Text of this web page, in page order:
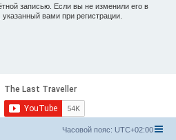
записью. Если вы не изменили его в
вами при регистрации.
Часовой пояс: UTC+02:00